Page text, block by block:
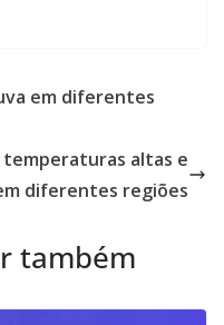
em diferentes
temperaturas altas e
diferentes regiões
também